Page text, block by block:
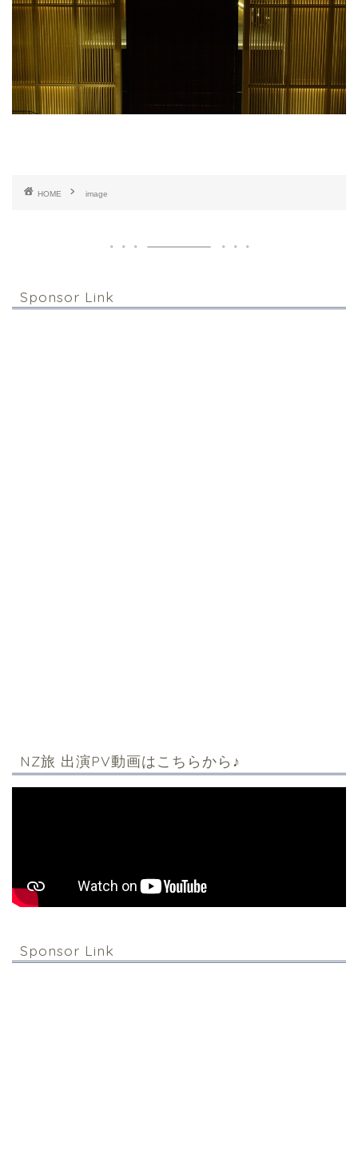
HOME image
Sponsor Link
NZ旅 出演PV動画はこちらから♪
Sponsor Link